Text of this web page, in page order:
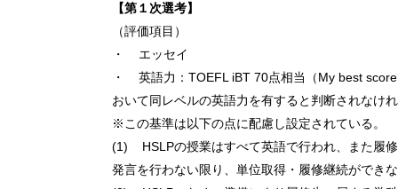
【第１次選考】
（評価項目）
・ エッセイ
・ 英語力：TOEFL iBT 70点相当（My best
おいて同レベルの英語力を有すると判断されなけ
※この基準は以下の点に配慮し設定されている。
(1) HSLPの授業はすべて英語で行われ、また履
発言を行わない限り、単位取得・履修継続ができ